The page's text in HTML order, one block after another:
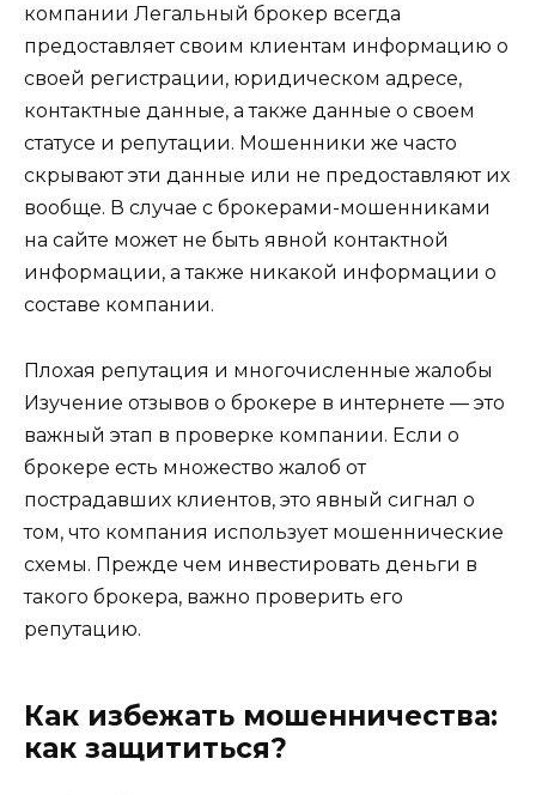
компании Легальный брокер всегда
предоставляет своим клиентам информацию о
своей регистрации, юридическом адресе,
контактные данные, а также данные о своем
статусе и репутации. Мошенники же часто
скрывают эти данные или не предоставляют их
вообще. В случае с брокерами-мошенниками
на сайте может не быть явной контактной
информации, а также никакой информации о
составе компании.
Плохая репутация и многочисленные жалобы
Изучение отзывов о брокере в интернете — это
важный этап в проверке компании. Если о
брокере есть множество жалоб от
пострадавших клиентов, это явный сигнал о
том, что компания использует мошеннические
схемы. Прежде чем инвестировать деньги в
такого брокера, важно проверить его
репутацию.
Как избежать мошенничества:
как защититься?